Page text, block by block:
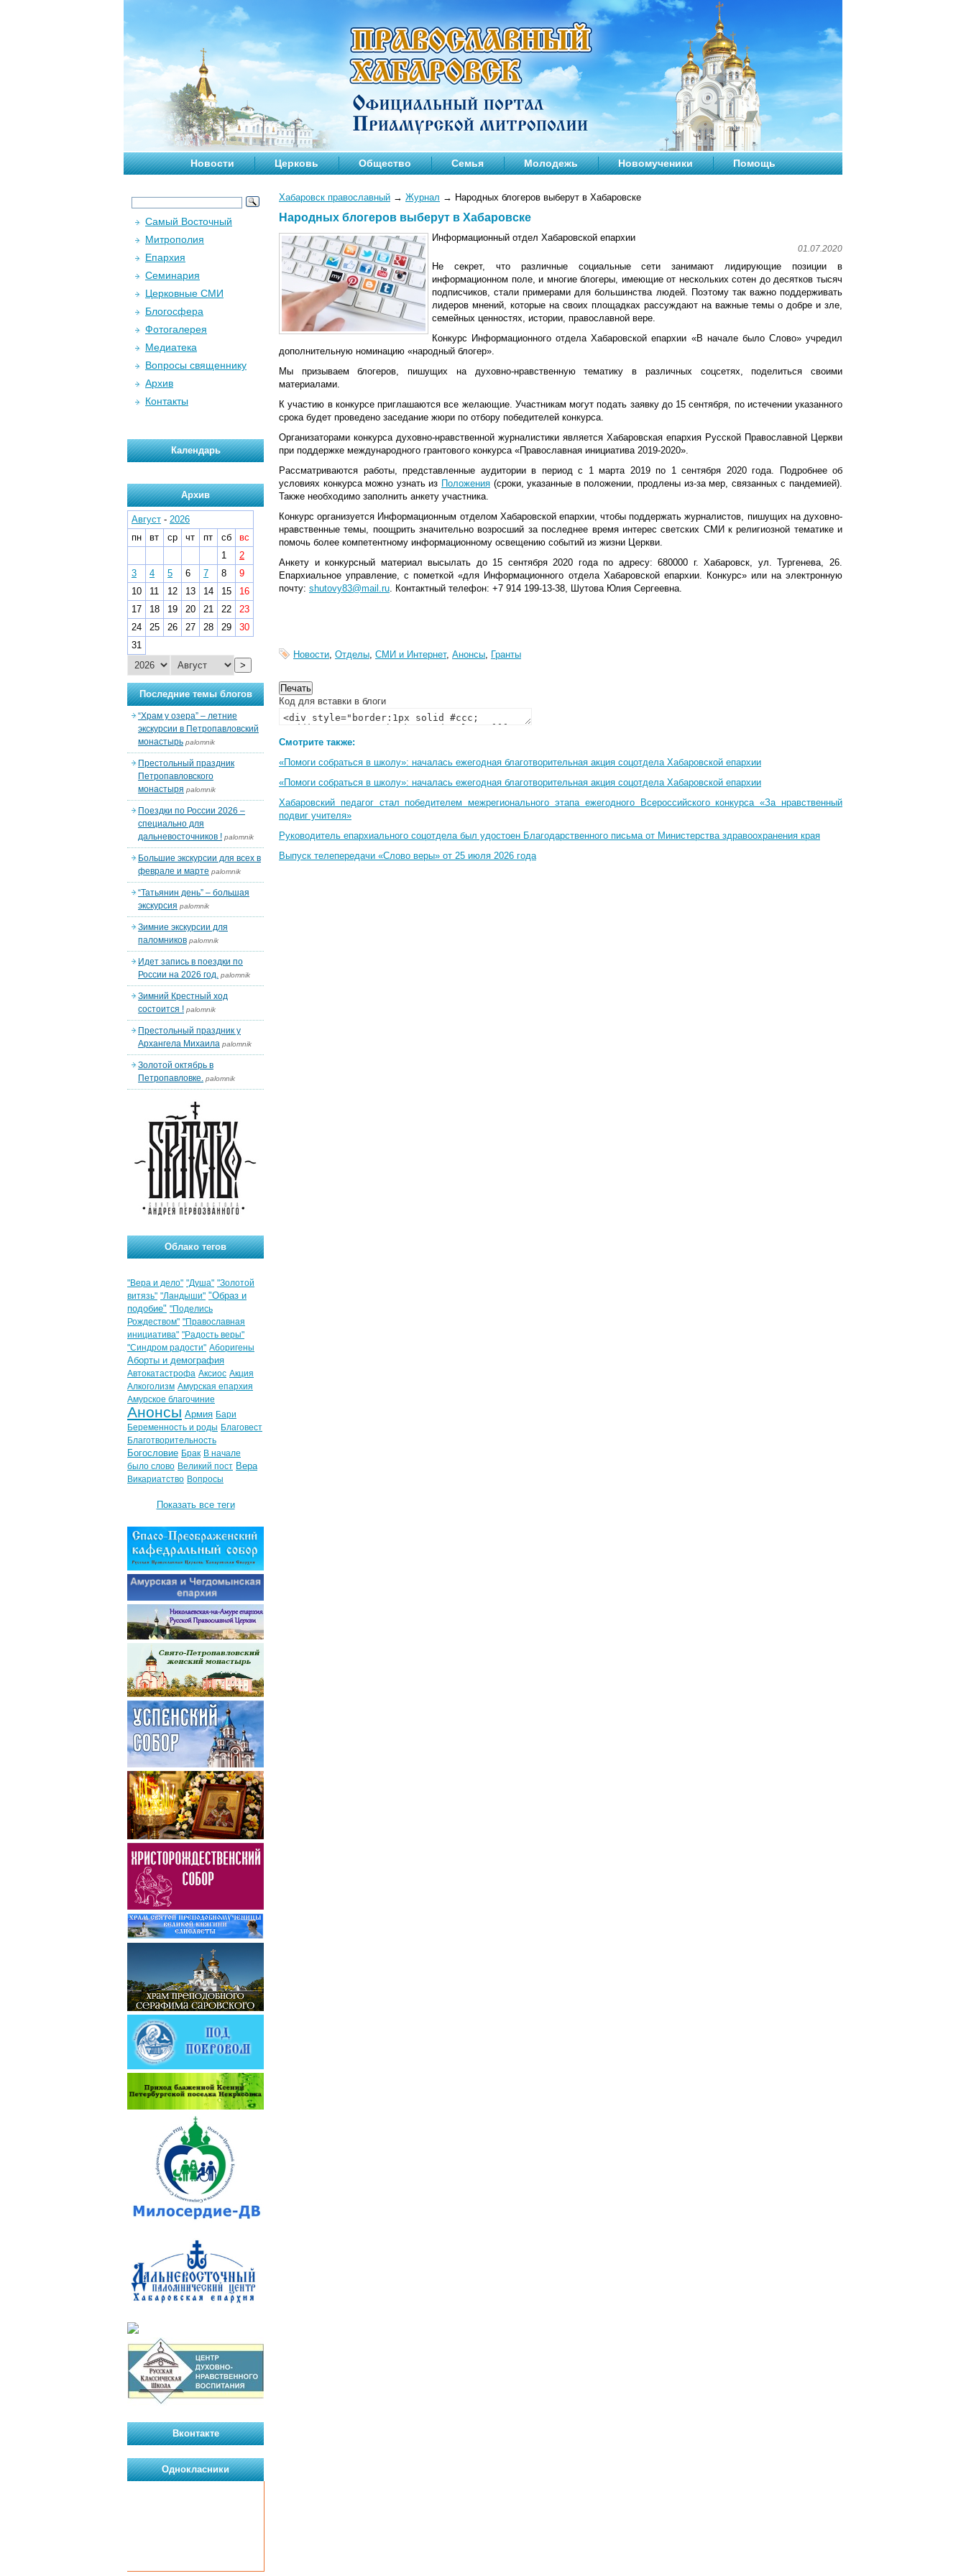
Новости Церковь Общество Семья Молодежь Новомученики Помощь
Хабаровск православный → Журнал → Народных блогеров выберут в Хабаровске
Народных блогеров выберут в Хабаровске
Информационный отдел Хабаровской епархии
01.07.2020
Не секрет, что различные социальные сети занимают лидирующие позиции в
информационном поле, и многие блогеры, имеющие от нескольких сотен до десятков тысяч
подписчиков, стали примерами для большинства людей. Поэтому так важно поддерживать
лидеров мнений, которые на своих площадках рассуждают на важные темы о добре и зле,
семейных ценностях, истории, православной вере.
Конкурс Информационного отдела Хабаровской епархии «В начале было Слово» учредил
дополнительную номинацию «народный блогер».
Мы призываем блогеров, пишущих на духовно-нравственную тематику в различных соцсетях, поделиться своими
материалами.
К участию в конкурсе приглашаются все желающие. Участникам могут подать заявку до 15 сентября, по истечении указанного
срока будет проведено заседание жюри по отбору победителей конкурса.
Организаторами конкурса духовно-нравственной журналистики является Хабаровская епархия Русской Православной Церкви
при поддержке международного грантового конкурса «Православная инициатива 2019-2020».
Рассматриваются работы, представленные аудитории в период с 1 марта 2019 по 1 сентября 2020 года. Подробнее об
условиях конкурса можно узнать из Положения (сроки, указанные в положении, продлены из-за мер, связанных с пандемией).
Также необходимо заполнить анкету участника.
Конкурс организуется Информационным отделом Хабаровской епархии, чтобы поддержать журналистов, пишущих на духовно-
нравственные темы, поощрить значительно возросший за последнее время интерес светских СМИ к религиозной тематике и
помочь более компетентному информационному освещению событий из жизни Церкви.
Анкету и конкурсный материал высылать до 15 сентября 2020 года по адресу: 680000 г. Хабаровск, ул. Тургенева, 26.
Епархиальное управление, с пометкой «для Информационного отдела Хабаровской епархии. Конкурс» или на электронную
почту: shutovy83@mail.ru. Контактный телефон: +7 914 199-13-38, Шутова Юлия Сергеевна.
Новости, Отделы, СМИ и Интернет, Анонсы, Гранты
Код для вставки в блоги
Смотрите также:
«Помоги собраться в школу»: началась ежегодная благотворительная акция соцотдела Хабаровской епархии
«Помоги собраться в школу»: началась ежегодная благотворительная акция соцотдела Хабаровской епархии
Хабаровский педагог стал победителем межрегионального этапа ежегодного Всероссийского конкурса «За нравственный
подвиг учителя»
Руководитель епархиального соцотдела был удостоен Благодарственного письма от Министерства здравоохранения края
Выпуск телепередачи «Слово веры» от 25 июля 2026 года
Самый Восточный
Митрополия
Епархия
Семинария
Церковные СМИ
Блогосфера
Фотогалерея
Медиатека
Вопросы священнику
Архив
Контакты
Календарь
Архив
Август - 2026
пн
вт ср чт пт сб
вс
1
2
3
4 5 6 7 8
9
10
11 12 13 14 15
16
17
18 19 20 21 22
23
24
25 26 27 28 29
30
31
>
Последние темы блогов
“Храм у озера” – летние
экскурсии в Петропавловский
монастырь palomnik
Престольный праздник
Петропавловского
монастыря palomnik
Поездки по России 2026 –
специально для
дальневосточников ! palomnik
Большие экскурсии для всех в
феврале и марте palomnik
“Татьянин день” – большая
экскурсия palomnik
Зимние экскурсии для
паломников palomnik
Идет запись в поездки по
России на 2026 год. palomnik
Зимний Крестный ход
состоится ! palomnik
Престольный праздник у
Архангела Михаила palomnik
Золотой октябрь в
Петропавловке. palomnik
Облако тегов
"Вера и дело" "Душа" "Золотой
витязь" "Ландыши" "Образ и
подобие" "Поделись
Рождеством" "Православная
инициатива" "Радость веры"
"Синдром радости" Аборигены
Аборты и демография
Автокатастрофа Аксиос Акция
Алкоголизм Амурская епархия
Амурское благочиние
Анонсы Армия Бари
Беременность и роды Благовест
Благотворительность
Богословие Брак В начале
было слово Великий пост Вера
Викариатство Вопросы
Показать все теги
Вконтакте
Однокласники